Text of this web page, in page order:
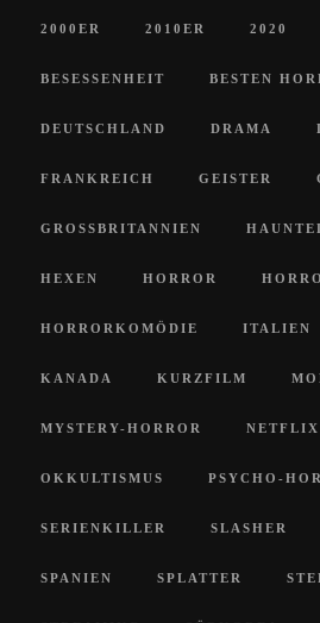
2000ER 2010ER 2020
BESESSENHEIT BESTEN
DEUTSCHLAND DRAMA
FRANKREICH GEISTER
GROSSBRITANNIEN
HEXEN HORROR
HORRORKOMÖDIE ITALIEN
KANADA KURZFILM
MYSTERY-HORROR NETFLIX
OKKULTISMUS PSYCHO-
SERIENKILLER SLASHER
SPANIEN SPLATTER